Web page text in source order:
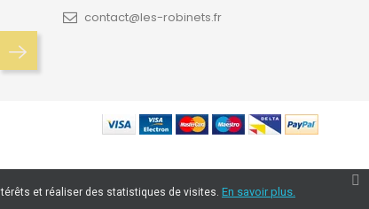
contact@les-robinets.fr
et réaliser des statistiques de visites. En savoir plus.